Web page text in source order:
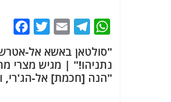
W
h
at
s
A
T
e
g
E
ai
l
T
w
itt
er
c
e
b
"סולטאן באשא אל-אטרש
נתניהו!" | מגיש מצרי
"הנה [חכמת] אל-הג'רי,